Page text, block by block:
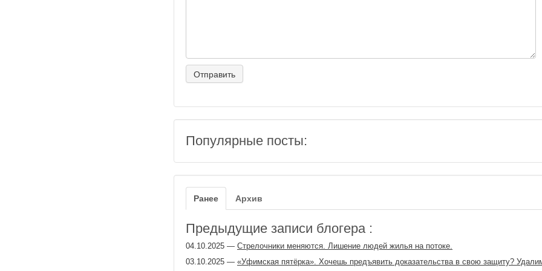
Популярные посты:
Ранее Архив
Предыдущие записи блогера :
04.10.2025 — Стрелочники меняются. Лишение людей жилья на потоке.
03.10.2025 — «Уфимская пятёрка». Хочешь предъявить доказательства в свою защиту?